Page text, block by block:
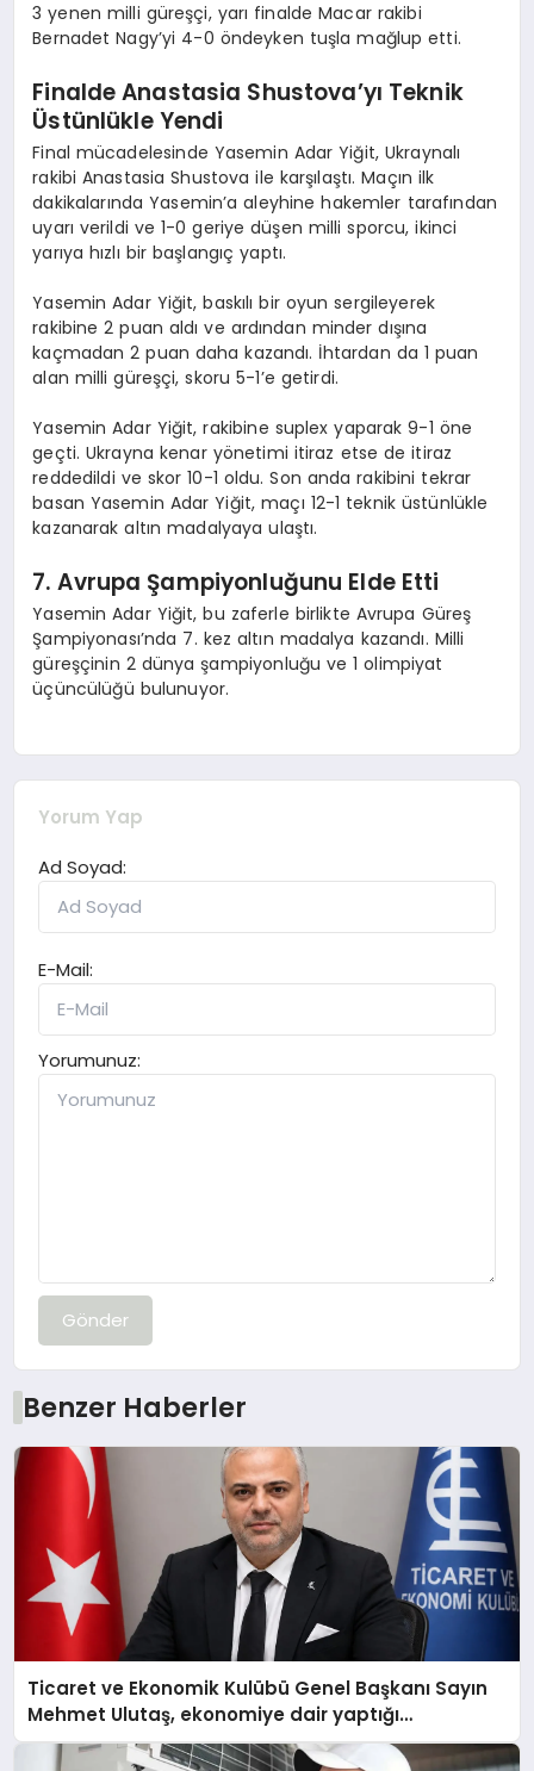
3 yenen milli güreşçi, yarı finalde Macar rakibi
Bernadet Nagy’yi 4-0 öndeyken tuşla mağlup etti.
Finalde Anastasia Shustova’yı Teknik
Üstünlükle Yendi
Final mücadelesinde Yasemin Adar Yiğit, Ukraynalı
rakibi Anastasia Shustova ile karşılaştı. Maçın ilk
dakikalarında Yasemin’a aleyhine hakemler tarafından
uyarı verildi ve 1-0 geriye düşen milli sporcu, ikinci
yarıya hızlı bir başlangıç yaptı.
Yasemin Adar Yiğit, baskılı bir oyun sergileyerek
rakibine 2 puan aldı ve ardından minder dışına
kaçmadan 2 puan daha kazandı. İhtardan da 1 puan
alan milli güreşçi, skoru 5-1’e getirdi.
Yasemin Adar Yiğit, rakibine suplex yaparak 9-1 öne
geçti. Ukrayna kenar yönetimi itiraz etse de itiraz
reddedildi ve skor 10-1 oldu. Son anda rakibini tekrar
basan Yasemin Adar Yiğit, maçı 12-1 teknik üstünlükle
kazanarak altın madalyaya ulaştı.
7. Avrupa Şampiyonluğunu Elde Etti
Yasemin Adar Yiğit, bu zaferle birlikte Avrupa Güreş
Şampiyonası’nda 7. kez altın madalya kazandı. Milli
güreşçinin 2 dünya şampiyonluğu ve 1 olimpiyat
üçüncülüğü bulunuyor.
Yorum Yap
Ad Soyad:
E-Mail:
Yorumunuz:
Gönder
Benzer Haberler
Ticaret ve Ekonomik Kulübü Genel Başkanı Sayın
Mehmet Ulutaş, ekonomiye dair yaptığı
açıklamada şunları kaydetti: